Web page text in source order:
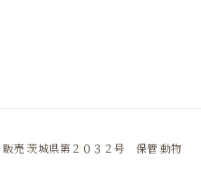
売 茨城県第２０３２号 保管 動物